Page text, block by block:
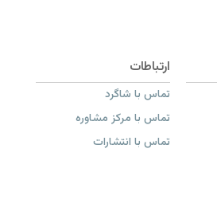
تماس با شاگرد
تماس با مرکز مشاوره
تماس با انتشارات